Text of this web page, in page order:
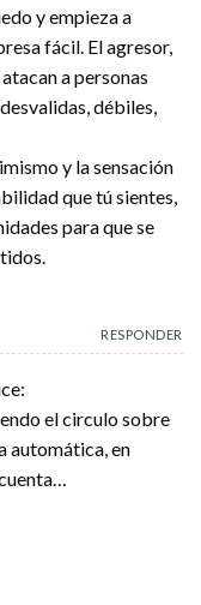
y empieza a
fácil. El agresor,
a personas
débiles,
y la sensación
que tú sientes,
para que se
RESPONDER
el circulo sobre
automática, en